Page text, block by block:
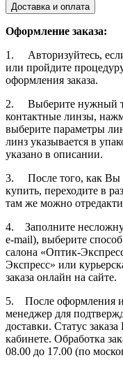
Доставка и оплата
Оформление заказа:
1. Авторизуйтесь,
или пройдите
оформления заказа.
2. Выберите нужный
контактные линзы,
выберите параметры
линз указывается в
указано в описании.
3. После того, как Вы
купить, переходите в
там же можно
4. Заполните
e-mail), выберите
салона «Оптик-
Экспресс» или
заказа онлайн на сайте.
5. После оформления
менеджер для
доставки. Статус
кабинете. Обработка
08.00 до 17.00 (по